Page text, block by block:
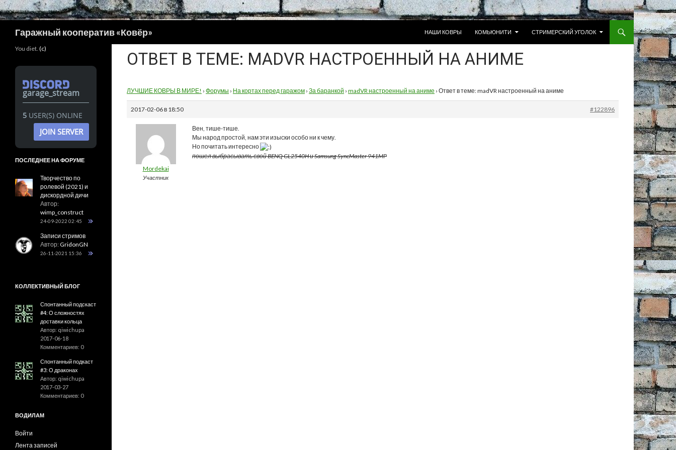
Гаражный кооператив «Ковёр»
НАШИ КОВРЫ
КОМЬЮНИТИ СТРИМЕРСКИЙ УГОЛОК
ОТВЕТ В ТЕМЕ: MADVR НАСТРОЕННЫЙ НА АНИМЕ
ЛУЧШИЕ КОВРЫ В МИРЕ! › Форумы › На кортах перед гаражом › За баранкой › madVR настроенный на аниме › Ответ в теме: madVR настроенный на аниме
2017-02-06 в 18:50 #122896
Mordekai
Участник
Вен, тише-тише.
Мы народ простой, нам эти изыски особо ни к чему.
Но почитать интересно
пошел выбрасывать свой BENQ GL2540H и Samsung SyncMaster 941MP
You diet. (c)
garage_stream
5 USER(S) ONLINE
JOIN SERVER
ПОСЛЕДНЕЕ НА ФОРУМЕ
Творчество по
ролевой (2021) и
дискордной дичи
Автор:
wimp_construct
24-09-2022 02:45
Записи стримов
Автор:GridonGN
26-11-2021 15:36
КОЛЛЕКТИВНЫЙ БЛОГ
Спонтанный подскаст
#4: О сложностях
доставки кольца
Автор: qiwichupa
2017-06-18
Комментариев: 0
Спонтанный подкаст
#3: О драконах
Автор: qiwichupa
2017-03-27
Комментариев: 0
ВОДИЛАМ
Войти
Лента записей